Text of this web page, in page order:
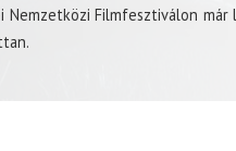
Nemzetközi Filmfesztiválon